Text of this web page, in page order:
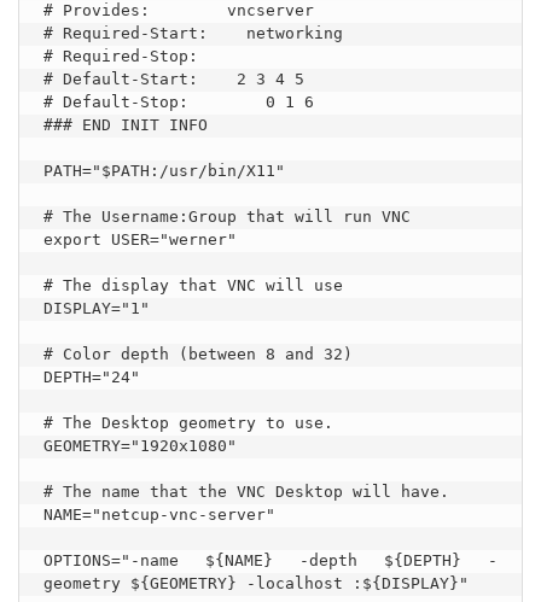
# Provides:        vncserver
# Required-Start:    networking
# Required-Stop:
# Default-Start:    2 3 4 5
# Default-Stop:        0 1 6
### END INIT INFO
PATH="$PATH:/usr/bin/X11"
# The Username:Group that will run VNC
export USER="werner"
# The display that VNC will use
DISPLAY="1"
# Color depth (between 8 and 32)
DEPTH="24"
# The Desktop geometry to use.
GEOMETRY="1920x1080"
# The name that the VNC Desktop will have.
NAME="netcup-vnc-server"
OPTIONS="-name ${NAME} -depth ${DEPTH} -
geometry ${GEOMETRY} -localhost :${DISPLAY}"